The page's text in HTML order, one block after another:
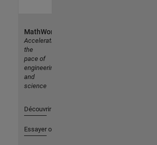
MathWorks
Accelerating
the
pace of
engineering
and
science
Découvrir les produits
Essayer ou acheter